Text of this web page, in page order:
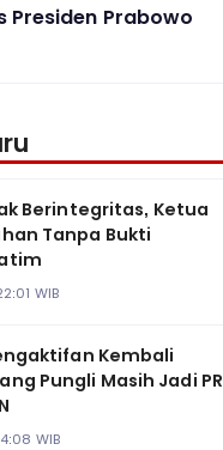
Presiden Prabowo
Berintegritas, Ketua
Tanpa Bukti
WIB
Kembali
Pungli Masih Jadi PR
WIB